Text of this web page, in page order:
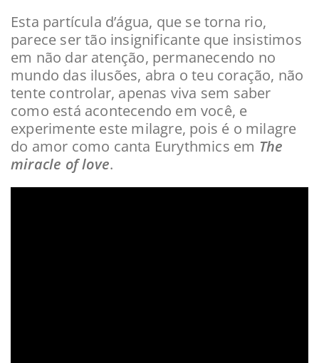
Esta partícula d’água, que se torna rio,
parece ser tão insignificante que insistimos
em não dar atenção, permanecendo no
mundo das ilusões, abra o teu coração, não
tente controlar, apenas viva sem saber
como está acontecendo em você, e
experimente este milagre, pois é o milagre
do amor como canta Eurythmics em The
miracle of love.